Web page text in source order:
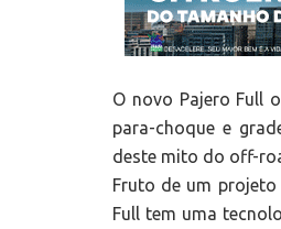
O novo Pajero Full
para-choque e
deste mito do off-
Fruto de um
Full tem uma